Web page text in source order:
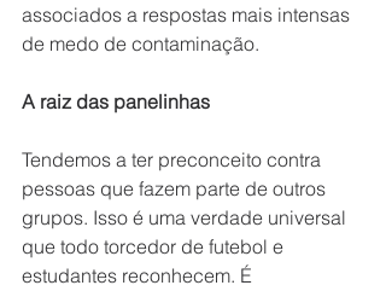
associados a respostas mais intensas
de medo de contaminação.
A raiz das panelinhas
Tendemos a ter preconceito contra
pessoas que fazem parte de outros
grupos. Isso é uma verdade universal
que todo torcedor de futebol e
estudantes reconhecem. É